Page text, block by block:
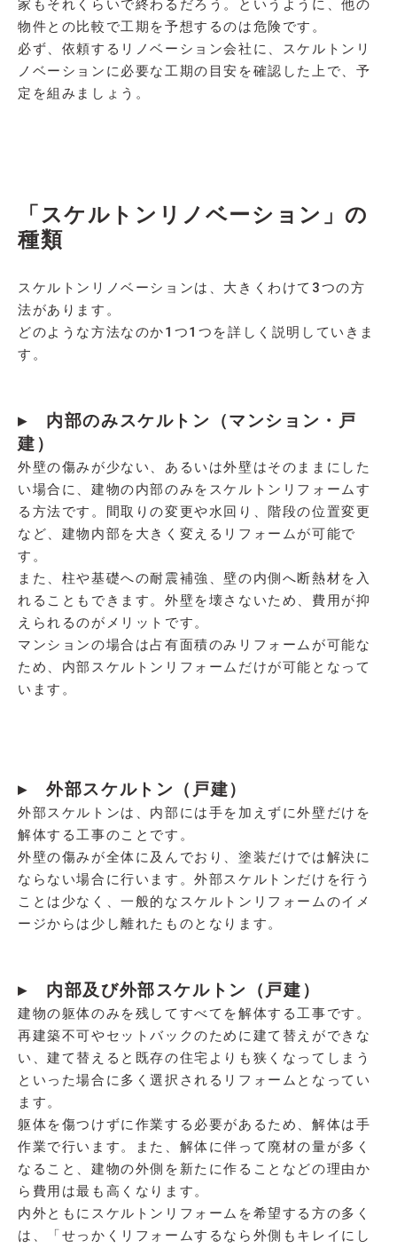
家もそれくらいで終わるだろう。というように、他の
物件との比較で工期を予想するのは危険です。
必ず、依頼するリノベーション会社に、スケルトンリ
ノベーションに必要な工期の目安を確認した上で、予
定を組みましょう。
「スケルトンリノベーション」の
種類
スケルトンリノベーションは、大きくわけて3つの方
法があります。
どのような方法なのか1つ1つを詳しく説明していきま
す。
▸ 内部のみスケルトン（マンション・戸
建）
外壁の傷みが少ない、あるいは外壁はそのままにした
い場合に、建物の内部のみをスケルトンリフォームす
る方法です。間取りの変更や水回り、階段の位置変更
など、建物内部を大きく変えるリフォームが可能で
す。
また、柱や基礎への耐震補強、壁の内側へ断熱材を入
れることもできます。外壁を壊さないため、費用が抑
えられるのがメリットです。
マンションの場合は占有面積のみリフォームが可能な
ため、内部スケルトンリフォームだけが可能となって
います。
▸ 外部スケルトン（戸建）
外部スケルトンは、内部には手を加えずに外壁だけを
解体する工事のことです。
外壁の傷みが全体に及んでおり、塗装だけでは解決に
ならない場合に行います。外部スケルトンだけを行う
ことは少なく、一般的なスケルトンリフォームのイメ
ージからは少し離れたものとなります。
▸ 内部及び外部スケルトン（戸建）
建物の躯体のみを残してすべてを解体する工事です。
再建築不可やセットバックのために建て替えができな
い、建て替えると既存の住宅よりも狭くなってしまう
といった場合に多く選択されるリフォームとなってい
ます。
躯体を傷つけずに作業する必要があるため、解体は手
作業で行います。また、解体に伴って廃材の量が多く
なること、建物の外側を新たに作ることなどの理由か
ら費用は最も高くなります。
内外ともにスケルトンリフォームを希望する方の多く
は、「せっかくリフォームするなら外側もキレイにし